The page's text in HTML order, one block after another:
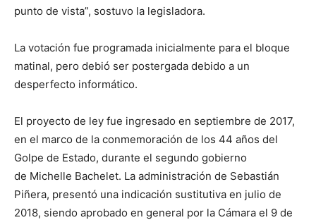
punto de vista”, sostuvo la legisladora.
La votación fue programada inicialmente para el bloque
matinal, pero debió ser postergada debido a un
desperfecto informático.
El proyecto de ley fue ingresado en septiembre de 2017,
en el marco de la conmemoración de los 44 años del
Golpe de Estado, durante el segundo gobierno
de Michelle Bachelet. La administración de Sebastián
Piñera, presentó una indicación sustitutiva en julio de
2018, siendo aprobado en general por la Cámara el 9 de